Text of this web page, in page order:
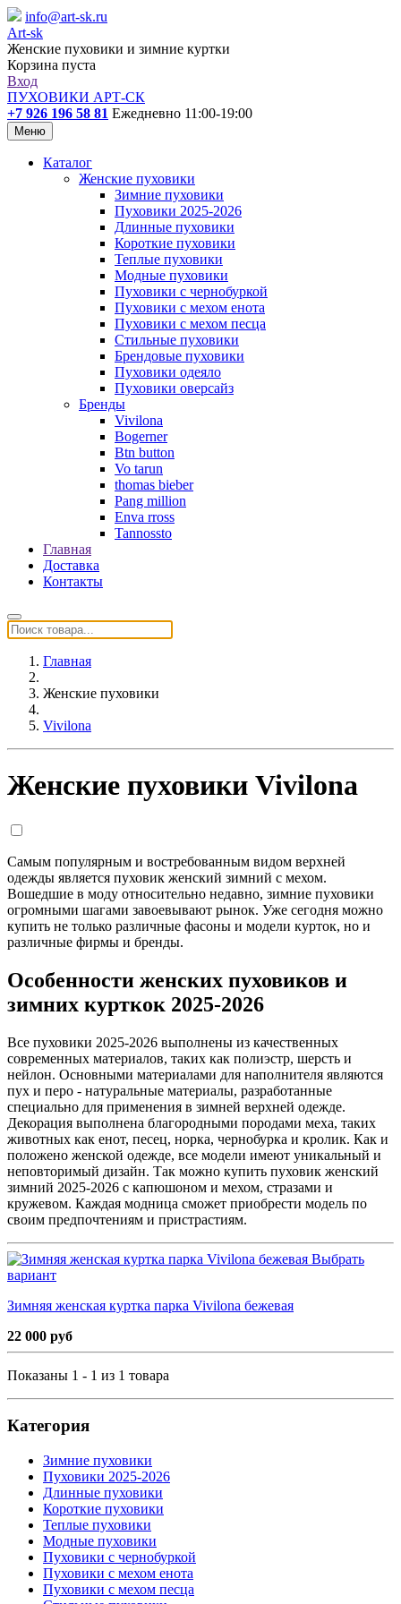
info@art-sk.ru
Art-sk
Женские пуховики и зимние куртки
Корзина пуста
Вход
ПУХОВИКИ АРТ-СК
+7 926 196 58 81 Ежедневно 11:00-19:00
Меню
Каталог
Женские пуховики
Зимние пуховики
Пуховики 2025-2026
Длинные пуховики
Короткие пуховики
Теплые пуховики
Модные пуховики
Пуховики с чернобуркой
Пуховики с мехом енота
Пуховики с мехом песца
Стильные пуховики
Брендовые пуховики
Пуховики одеяло
Пуховики оверсайз
Бренды
Vivilona
Bogerner
Btn button
Vo tarun
thomas bieber
Pang million
Enva rross
Tannossto
Главная
Доставка
Контакты
Главная
Женские пуховики
Vivilona
Женские пуховики Vivilona
Самым популярным и востребованным видом верхней
одежды является пуховик женский зимний с мехом.
Вошедшие в моду относительно недавно, зимние пуховики
огромными шагами завоевывают рынок. Уже сегодня можно
купить не только различные фасоны и модели курток, но и
различные фирмы и бренды.
Особенности женских пуховиков и
зимних курткок 2025-2026
Все пуховики 2025-2026 выполнены из качественных
современных материалов, таких как полиэстр, шерсть и
нейлон. Основными материалами для наполнителя являются
пух и перо - натуральные материалы, разработанные
специально для применения в зимней верхней одежде.
Декорация выполнена благородными породами меха, таких
животных как енот, песец, норка, чернобурка и кролик. Как и
положено женской одежде, все модели имеют уникальный и
неповторимый дизайн. Так можно купить пуховик женский
зимний 2025-2026 с капюшоном и мехом, стразами и
кружевом. Каждая модница сможет приобрести модель по
своим предпочтениям и пристрастиям.
Выбрать
вариант
Зимняя женская куртка парка Vivilona бежевая
22 000 руб
Показаны 1 - 1 из 1 товара
Категория
Зимние пуховики
Пуховики 2025-2026
Длинные пуховики
Короткие пуховики
Теплые пуховики
Модные пуховики
Пуховики с чернобуркой
Пуховики с мехом енота
Пуховики с мехом песца